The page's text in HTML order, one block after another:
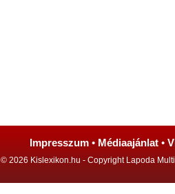
Impresszum • Médiaajánlat •
© 2026 Kislexikon.hu - Copyright Lapoda